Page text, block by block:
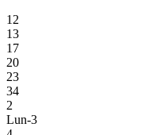
12
13
17
20
23
34
2
Lun-3